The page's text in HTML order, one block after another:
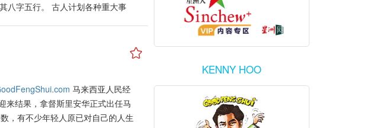
八字五行。 古人计划各种重大事
控状时，特别通过其代表律师要
心中“感觉美好”，天天都是好日
气（可以通过个人的命运分析过程
日里进行大事，往后可能带来或牵
xuhongfang-fengshui-
马来西亚人民经
来结果，拿督斯里安华正式出任马
，有不少年轻人原已对自己的人生
KENNY HOO